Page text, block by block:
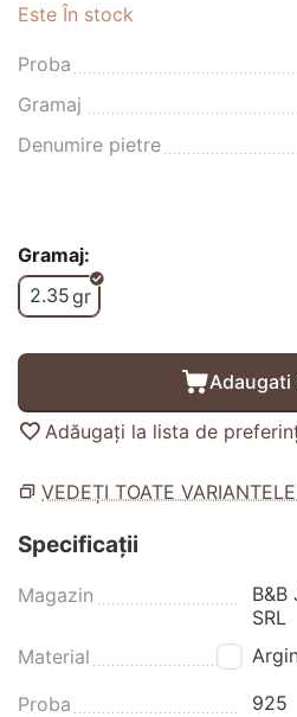
Este În stock
Proba
Gramaj
Denumire pietre
Gramaj:
2.35gr
Adaugati
Adăugați la lista de
VEDEȚI TOATE
Specificații
Magazin
B&B
SRL
Material
Proba 925